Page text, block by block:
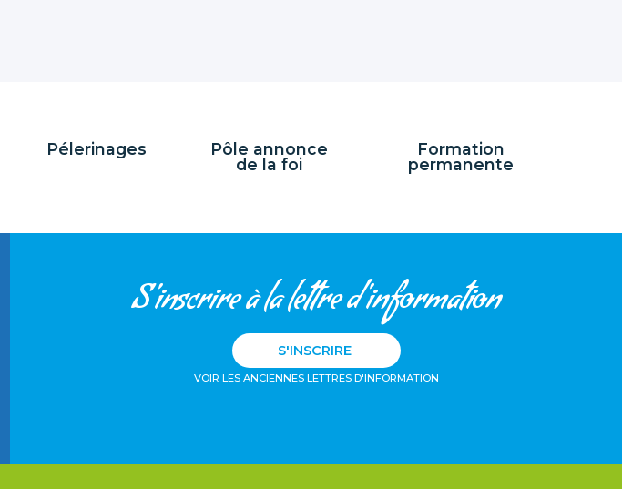
Pélerinages
Pôle annonce
de la foi
Formation
permanente
S'inscrire à la lettre d'information
S'INSCRIRE
VOIR LES ANCIENNES LETTRES D'INFORMATION